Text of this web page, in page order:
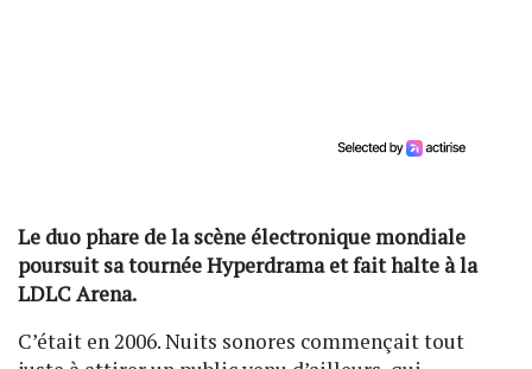
Le duo phare de la scène électronique mondiale
poursuit sa tournée Hyperdrama et fait halte à la
LDLC Arena.
C’était en 2006. Nuits sonores commençait tout